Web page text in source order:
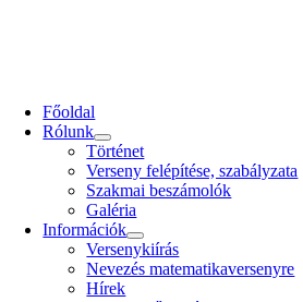
Főoldal
Rólunk
Történet
Verseny felépítése, szabályzata
Szakmai beszámolók
Galéria
Információk
Versenykiírás
Nevezés matematika­versenyre
Hírek